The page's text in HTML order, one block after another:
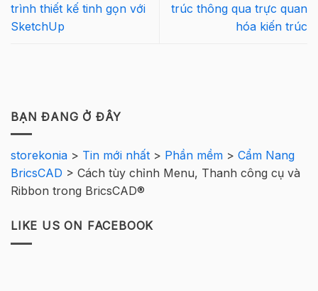
trình thiết kế tinh gọn với
SketchUp
trúc thông qua trực quan
hóa kiến trúc
BẠN ĐANG Ở ĐÂY
storekonia > Tin mới nhất > Phần mềm > Cẩm Nang
BricsCAD > Cách tùy chỉnh Menu, Thanh công cụ và
Ribbon trong BricsCAD®
LIKE US ON FACEBOOK